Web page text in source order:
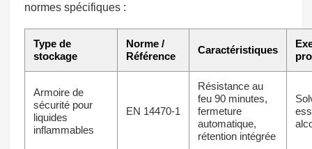
normes spécifiques :
Type de
stockage
Norme /
Référence
Caractéristiques
Armoire de
sécurité pour
liquides
inflammables
EN 14470-1
Résistance au
feu 90 minutes,
fermeture
automatique,
rétention intégrée